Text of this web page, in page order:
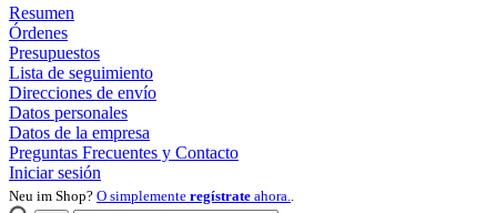
Resumen
Órdenes
Presupuestos
Lista de seguimiento
Direcciones de envío
Datos personales
Datos de la empresa
Preguntas Frecuentes y Contacto
Iniciar sesión
Neu im Shop? O simplemente regístrate ahora..